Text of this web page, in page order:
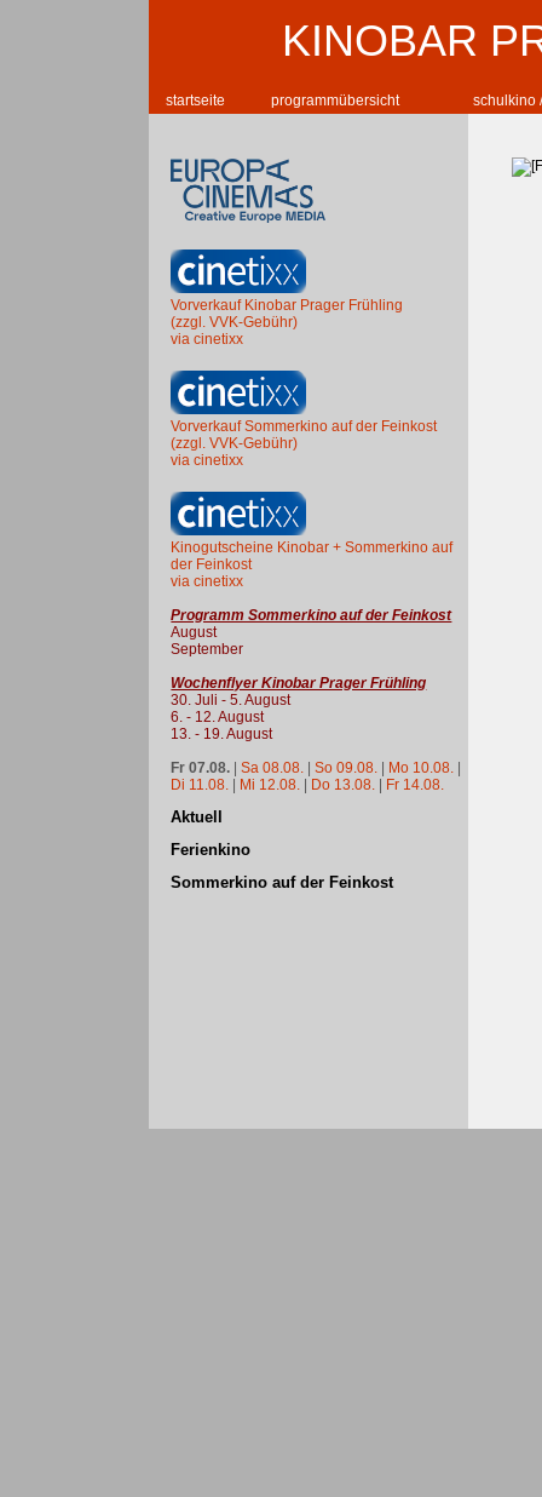
KINOBAR
startseite programmübersicht schulkino
Vorverkauf Kinobar Prager Frühling
(zzgl. VVK-Gebühr)
via cinetixx
Vorverkauf Sommerkino auf der Feinkost
(zzgl. VVK-Gebühr)
via cinetixx
Kinogutscheine Kinobar + Sommerkino auf
der Feinkost
via cinetixx
Programm Sommerkino auf der Feinkost
August
September
Wochenflyer Kinobar Prager Frühling
30. Juli - 5. August
6. - 12. August
13. - 19. August
Fr 07.08. |Sa 08.08. |So 09.08. | Mo 10.08. |
Di 11.08. | Mi 12.08. | Do 13.08. | Fr 14.08.
Aktuell
Ferienkino
Sommerkino auf der Feinkost